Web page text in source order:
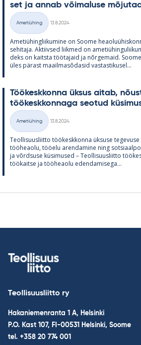
set ja an­nab või­ma­luse
Kategooriad
Ametiühing
13.8.2024
Ame­tiü­hinglii­ku­mine on Soome
se­hi­taja. Ak­tiiv­sed liik­med on
deks on kaitsta töö­ta­jaid ja nõr­ge­maid.
üles pä­rast maa­il­masõ­da­sid vas­tas­ti­kusel...
Töö­kesk­konna ük­sus ai­tab,
töö­kesk­kon­naga seo­tud
Kategooriad
Ametiühing
13.8.2024
Teol­li­suus­liitto töö­kesk­konna ük­suse
töö­heaolu, töö­elu aren­da­mine ning
ja võrd­suse kü­si­mused – Teol­li­suus­liitto
töö­kaitse ja töö­heaolu eden­da­mi­sega...
Teollisuusliitto ry
Hakaniemenranta 1 A, Helsinki
P.O. Kast 107, FI-00531 Helsinki, Soome
tel. +358 20 774 001